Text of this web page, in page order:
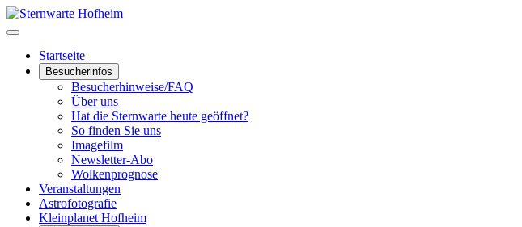
Startseite
Besucherinfos
Besucherhinweise/FAQ
Über uns
Hat die Sternwarte heute geöffnet?
So finden Sie uns
Imagefilm
Newsletter-Abo
Wolkenprognose
Veranstaltungen
Astrofotografie
Kleinplanet Hofheim